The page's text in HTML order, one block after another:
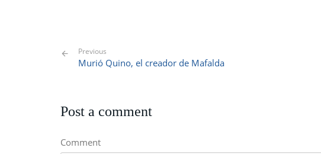
Previous
Murió Quino, el creador de Mafalda
Post a comment
Comment